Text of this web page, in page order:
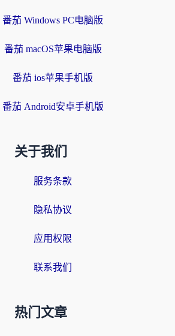
番茄 Windows PC电脑版
番茄 macOS苹果电脑版
番茄 ios苹果手机版
番茄 Android安卓手机版
关于我们
服务条款
隐私协议
应用权限
联系我们
热门文章